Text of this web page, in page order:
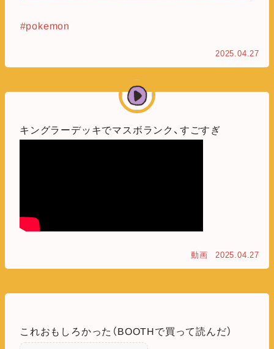
#pokemon
2025.04.27
キングラーデッキでマスボランク、すごすぎ
動画 2025.04.27
これおもしろかった（BOOTHで買って読んだ）